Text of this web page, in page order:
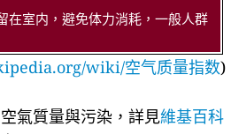
在室内，避免体力消耗，一般人群
wiki/空气质量指数)
氣質量與污染，詳見維基百科